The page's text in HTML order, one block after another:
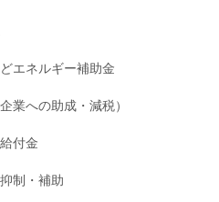
エネルギー補助金
業への助成・減税）
付金
制・補助